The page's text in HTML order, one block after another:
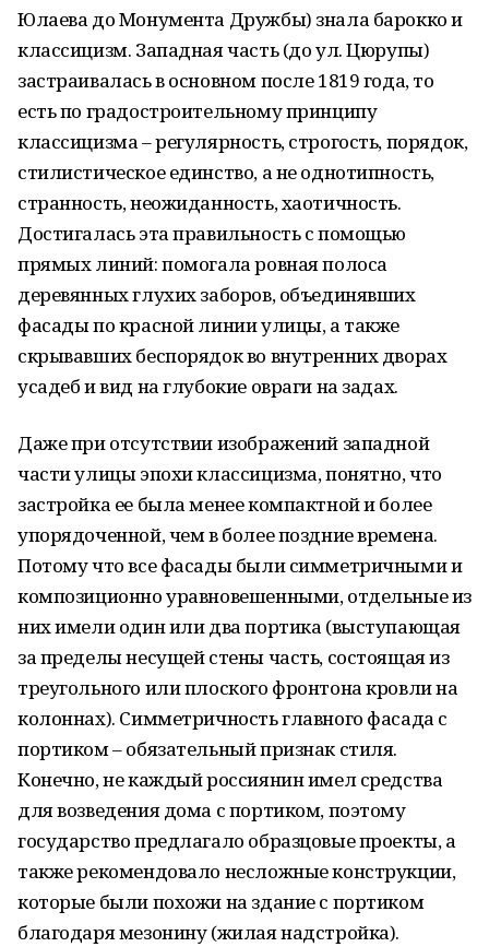
Юлаева до Монумента Дружбы) знала барокко и
классицизм. Западная часть (до ул. Цюрупы)
застраивалась в основном после 1819 года, то
есть по градостроительному принципу
классицизма – регулярность, строгость, порядок,
стилистическое единство, а не однотипность,
странность, неожиданность, хаотичность.
Достигалась эта правильность с помощью
прямых линий: помогала ровная полоса
деревянных глухих заборов, объединявших
фасады по красной линии улицы, а также
скрывавших беспорядок во внутренних дворах
усадеб и вид на глубокие овраги на задах.
Даже при отсутствии изображений западной
части улицы эпохи классицизма, понятно, что
застройка ее была менее компактной и более
упорядоченной, чем в более поздние времена.
Потому что все фасады были симметричными и
композиционно уравновешенными, отдельные из
них имели один или два портика (выступающая
за пределы несущей стены часть, состоящая из
треугольного или плоского фронтона кровли на
колоннах). Симметричность главного фасада с
портиком – обязательный признак стиля.
Конечно, не каждый россиянин имел средства
для возведения дома с портиком, поэтому
государство предлагало образцовые проекты, а
также рекомендовало несложные конструкции,
которые были похожи на здание с портиком
благодаря мезонину (жилая надстройка).